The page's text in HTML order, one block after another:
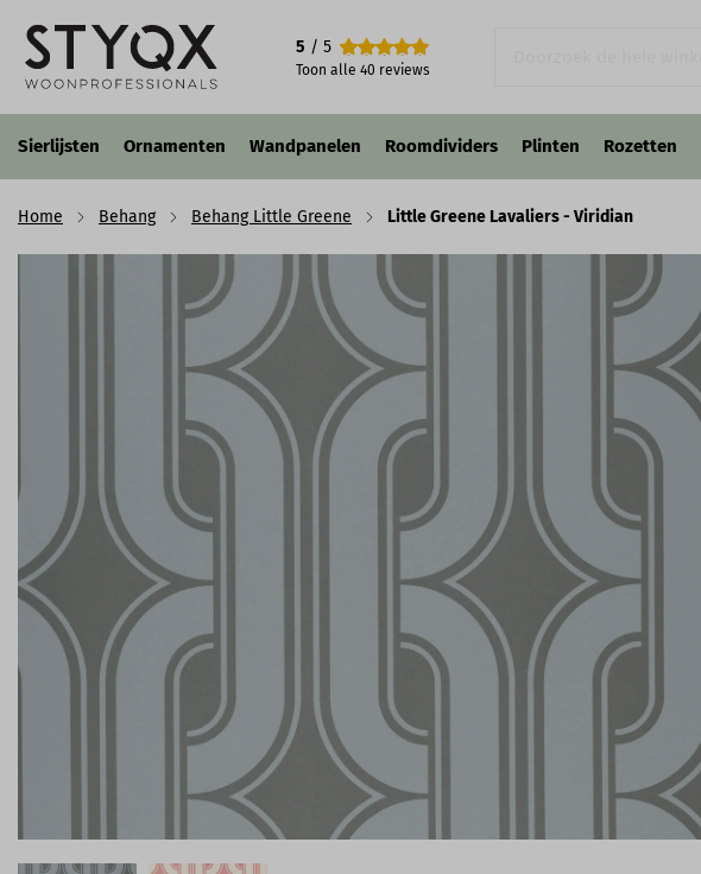
5 / 5
Toon alle 40 reviews
Sierlijsten Ornamenten Wandpanelen Roomdividers Plinten Rozetten
Home Behang Behang Little Greene Little Greene Lavaliers - Viridian
Little Greene Lavaliers - Viridian
€ 155,00 p/st